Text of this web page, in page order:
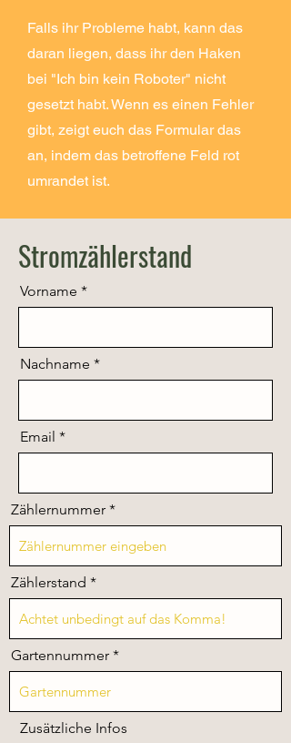
Falls ihr Probleme habt, kann das
daran liegen, dass ihr den Haken
bei "Ich bin kein Roboter" nicht
gesetzt habt. Wenn es einen Fehler
gibt, zeigt euch das Formular das
an, indem das betroffene Feld rot
umrandet ist.
Stromzählerstand
Vorname
Nachname
Email
Zählernummer
Zählerstand
Gartennummer
Zusätzliche Infos